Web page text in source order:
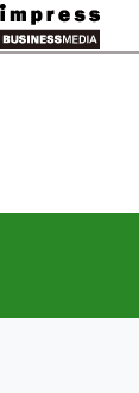
メ
イ
テ
に